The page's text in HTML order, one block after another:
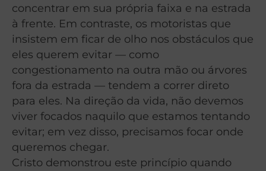
concentrar em sua própria faixa e na estrada
à frente. Em contraste, os motoristas que
insistem em ficar de olho nos obstáculos que
eles querem evitar — como
congestionamento na outra mão ou árvores
fora da estrada — tendem a correr direto
para eles. Na direção da vida, não devemos
viver focados naquilo que estamos tentando
evitar; em vez disso, precisamos focar onde
queremos chegar.
Cristo demonstrou este princípio quando